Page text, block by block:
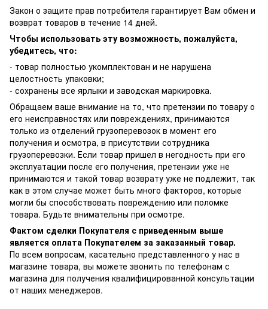
Закон о защите прав потребителя гарантирует Вам обмен и
возврат товаров в течение 14 дней.
Чтобы использовать эту возможность, пожалуйста,
убедитесь, что:
- товар полностью укомплектован и не нарушена
целостность упаковки;
- сохранены все ярлыки и заводская маркировка.
Обращаем ваше внимание на то, что претензии по товару о
его неисправностях или повреждениях, принимаются
только из отделений грузоперевозок в момент его
получения и осмотра, в присутствии сотрудника
грузоперевозки. Если товар пришел в негодность при его
эксплуатации после его получения, претензии уже не
принимаются и такой товар возврату уже не подлежит, так
как в этом случае может быть много факторов, которые
могли бы способствовать повреждению или поломке
товара. Будьте внимательны при осмотре.
Фактом сделки Покупателя с приведенным выше
является оплата Покупателем за заказанный товар.
По всем вопросам, касательно представленного у нас в
магазине товара, вы можете звонить по телефонам с
магазина для получения квалифицированной консультации
от наших менеджеров.